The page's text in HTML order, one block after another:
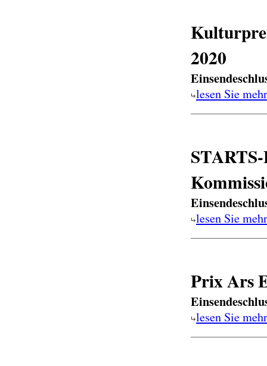
2020
lesen Sie mehr
lesen Sie mehr
Prix Ars
lesen Sie mehr